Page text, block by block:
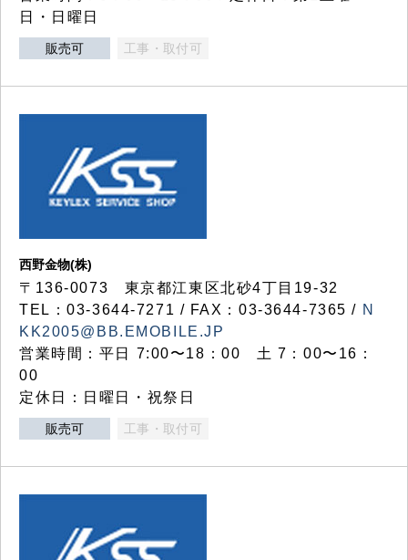
日・日曜日
販売可 工事・取付可
西野金物(株)
〒136-0073 東京都江東区北砂4丁目19-32
TEL：03‐3644‐7271 / FAX：03-3644-7365 / N
KK2005@BB.EMOBILE.JP
営業時間：平日 7:00〜18：00 土 7：00〜16：
00
定休日：日曜日・祝祭日
販売可 工事・取付可